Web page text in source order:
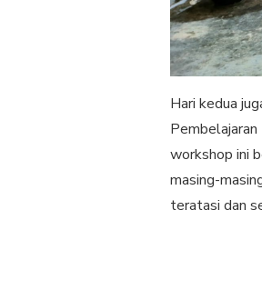
Hari kedua
workshop ini
masing-
teratasi dan